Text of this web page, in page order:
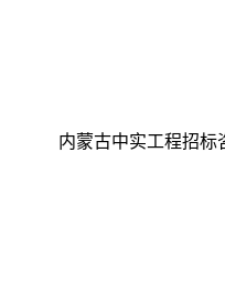
内蒙古中实工程招标